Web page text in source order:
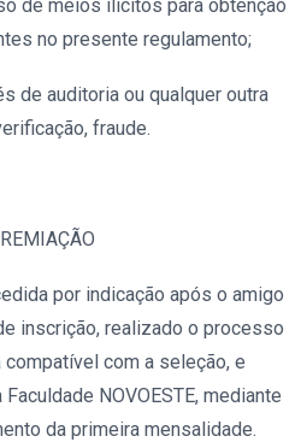
de meios ilícitos para obtenção
no presente regulamento;
de auditoria ou qualquer outra
fraude.
por indicação após o amigo
inscrição, realizado o processo
com a seleção, e
NOVOESTE, mediante
da primeira mensalidade.